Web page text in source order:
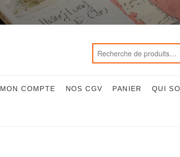
MON COMPTE NOS CGV PANIER QUI